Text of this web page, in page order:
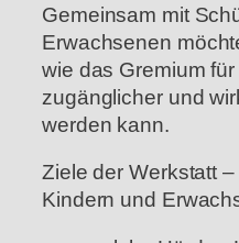
Gemeinsam mit
Erwachsenen
wie das Gremium
zugänglicher und
werden kann.
Ziele der Werkstatt
Kindern und